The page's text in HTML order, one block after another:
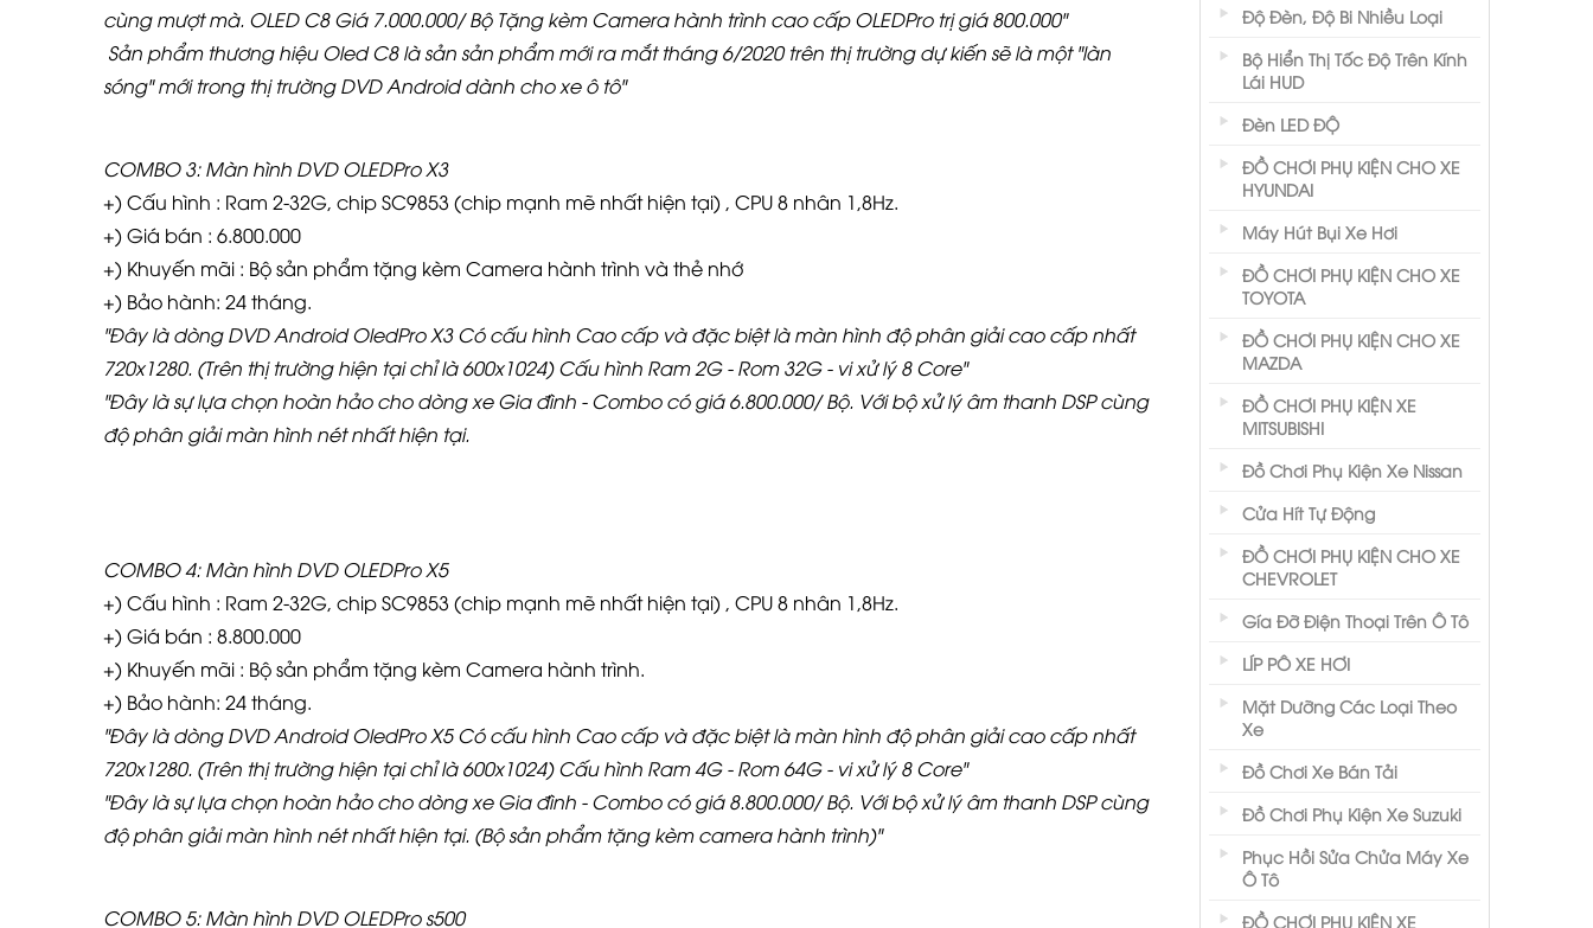
cùng mượt mà. OLED C8 Giá 7.000.000/ Bộ Tặng kèm Camera hành trình cao cấp OLEDPro trị giá 800.000"
Sản phẩm thương hiệu Oled C8 là sản sản phẩm mới ra mắt tháng 6/2020 trên thị trường dự kiến sẽ là một "làn
sóng" mới trong thị trường DVD Android dành cho xe ô tô"
COMBO 3: Màn hình DVD OLEDPro X3
+) Cấu hình : Ram 2-32G, chip SC9853 (chip mạnh mẽ nhất hiện tại) , CPU 8 nhân 1,8Hz.
+) Giá bán : 6.800.000
+) Khuyến mãi : Bộ sản phẩm tặng kèm Camera hành trình và thẻ nhớ
+) Bảo hành: 24 tháng.
"Đây là dòng DVD Android OledPro X3 Có cấu hình Cao cấp và đặc biệt là màn hình độ phân giải cao cấp nhất
720x1280. (Trên thị trường hiện tại chỉ là 600x1024) Cấu hình Ram 2G - Rom 32G - vi xử lý 8 Core"
"Đây là sự lựa chọn hoàn hảo cho dòng xe Gia đình - Combo có giá 6.800.000/ Bộ. Với bộ xử lý âm thanh DSP cùng
độ phân giải màn hình nét nhất hiện tại.
COMBO 4: Màn hình DVD OLEDPro X5
+) Cấu hình : Ram 2-32G, chip SC9853 (chip mạnh mẽ nhất hiện tại) , CPU 8 nhân 1,8Hz.
+) Giá bán : 8.800.000
+) Khuyến mãi : Bộ sản phẩm tặng kèm Camera hành trình.
+) Bảo hành: 24 tháng.
"Đây là dòng DVD Android OledPro X5 Có cấu hình Cao cấp và đặc biệt là màn hình độ phân giải cao cấp nhất
720x1280. (Trên thị trường hiện tại chỉ là 600x1024) Cấu hình Ram 4G - Rom 64G - vi xử lý 8 Core"
"Đây là sự lựa chọn hoàn hảo cho dòng xe Gia đình - Combo có giá 8.800.000/ Bộ. Với bộ xử lý âm thanh DSP cùng
độ phân giải màn hình nét nhất hiện tại. (Bộ sản phẩm tặng kèm camera hành trình)"
COMBO 5: Màn hình DVD OLEDPro s500
Độ Đèn, Độ Bi Nhiều Loại
Bộ Hiển Thị Tốc Độ Trên Kính
Lái HUD
Đèn LED ĐỘ
ĐỒ CHƠI PHỤ KIỆN CHO XE
HYUNDAI
Máy Hút Bụi Xe Hơi
ĐỒ CHƠI PHỤ KIỆN CHO XE
TOYOTA
ĐỒ CHƠI PHỤ KIỆN CHO XE
MAZDA
ĐỒ CHƠI PHỤ KIỆN XE
MITSUBISHI
Đồ Chơi Phụ Kiện Xe Nissan
Cửa Hít Tự Động
ĐỒ CHƠI PHỤ KIỆN CHO XE
CHEVROLET
Gía Đỡ Điện Thoại Trên Ô Tô
LÍP PÔ XE HƠI
Mặt Dưỡng Các Loại Theo
Xe
Đồ Chơi Xe Bán Tải
Đồ Chơi Phụ Kiện Xe Suzuki
Phục Hồi Sửa Chửa Máy Xe
Ô Tô
ĐỒ CHƠI PHỤ KIỆN XE